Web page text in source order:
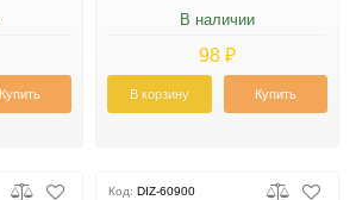
Купить
В наличии
98 ₽
В корзину Купить
Код: DIZ-60900